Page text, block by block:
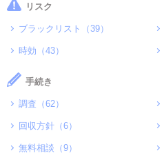
リスク
ブラックリスト（39）
時効（43）
手続き
調査（62）
回収方針（6）
無料相談（9）